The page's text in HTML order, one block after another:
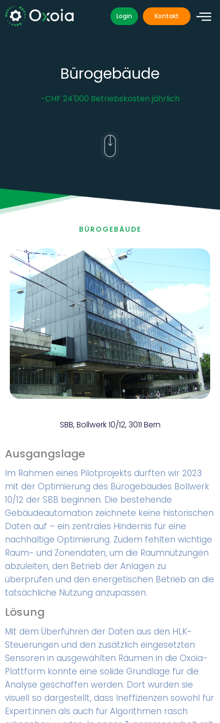
Zum
Inhalt
springen
Login Kontakt
Bürogebäude
-CHF 24'000 Betriebskosten jährlich
BÜROGEBÄUDE
SBB, Bollwerk 10/12, 3011 Bern
Ausgangslage
Im Rahmen eines Pilotprojekts durften wir 2023
mit der Optimierung des Bürogebäudes Bollwerk
10/12 der SBB beginnen. Die bestehende
Gebäudeautomation zeichnete keine historischen
Daten auf – ein zentrales Hindernis für eine
nachhaltige Optimierung. Zudem fehlten wichtige
Raum- und Zonendaten, um die Raumnutzungen
abzuleiten, den Betrieb der Anlagen zu
überprüfen und den energetischen Betrieb an die
tatsächliche Nutzung anzupassen.
Lösung
Mit dem Überführen der Daten aus den HLK-
Steuerungen und den zusätzlich eingesetzten
Sensoren in ausgewählten Räumen in die Oxoia-
Plattform konnte eine solide Grundlage für die
Analyse geschaffen werden. Dort wurden sie
visuell so dargestellt, dass Ineffizienzen sowohl für
Expert:innen als auch für Algorithmen rasch